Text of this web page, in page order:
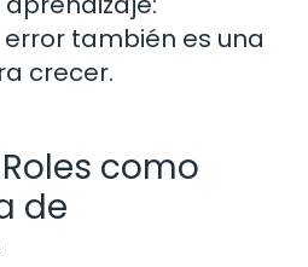
también es una
crecer.
como
de